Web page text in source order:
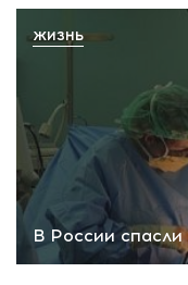
В России
ЖИЗНЬ